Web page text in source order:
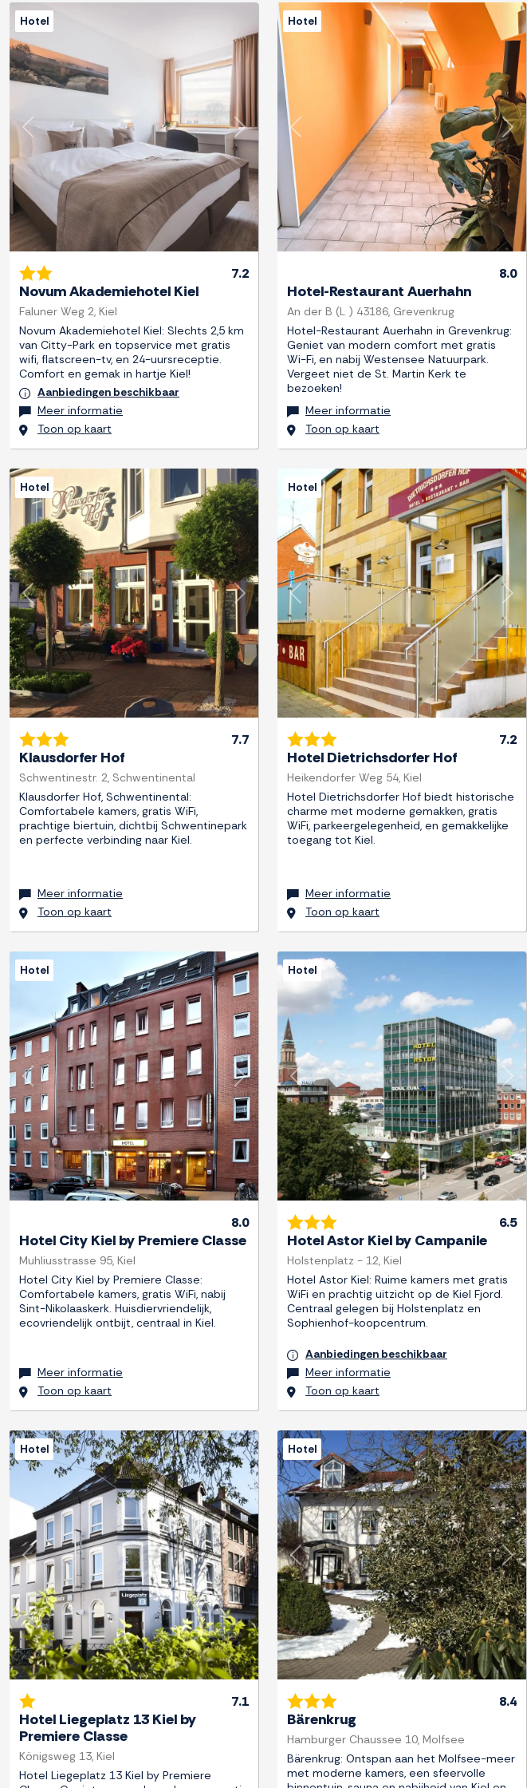
Previous Next
Hotel
7.2
Novum Akademiehotel Kiel
Faluner Weg 2, Kiel
Novum Akademiehotel Kiel: Slechts 2,5 km
van Citty-Park en topservice met gratis
wifi, flatscreen-tv, en 24-uursreceptie.
Comfort en gemak in hartje Kiel!
Aanbiedingen beschikbaar
Meer informatie
Toon op kaart
Previous Next
Hotel
8.0
Hotel-Restaurant Auerhahn
An der B (L ) 43186, Grevenkrug
Hotel-Restaurant Auerhahn in Grevenkrug:
Geniet van modern comfort met gratis
Wi-Fi, en nabij Westensee Natuurpark.
Vergeet niet de St. Martin Kerk te
bezoeken!
Meer informatie
Toon op kaart
Previous Next
Hotel
7.7
Klausdorfer Hof
Schwentinestr. 2, Schwentinental
Klausdorfer Hof, Schwentinental:
Comfortabele kamers, gratis WiFi,
prachtige biertuin, dichtbij Schwentinepark
en perfecte verbinding naar Kiel.
Meer informatie
Toon op kaart
Previous Next
Hotel
7.2
Hotel Dietrichsdorfer Hof
Heikendorfer Weg 54, Kiel
Hotel Dietrichsdorfer Hof biedt historische
charme met moderne gemakken, gratis
WiFi, parkeergelegenheid, en gemakkelijke
toegang tot Kiel.
Meer informatie
Toon op kaart
Previous Next
Hotel
8.0
Hotel City Kiel by Premiere Classe
Muhliusstrasse 95, Kiel
Hotel City Kiel by Premiere Classe:
Comfortabele kamers, gratis WiFi, nabij
Sint-Nikolaaskerk. Huisdiervriendelijk,
ecovriendelijk ontbijt, centraal in Kiel.
Meer informatie
Toon op kaart
Previous Next
Hotel
6.5
Hotel Astor Kiel by Campanile
Holstenplatz - 12, Kiel
Hotel Astor Kiel: Ruime kamers met gratis
WiFi en prachtig uitzicht op de Kiel Fjord.
Centraal gelegen bij Holstenplatz en
Sophienhof-koopcentrum.
Aanbiedingen beschikbaar
Meer informatie
Toon op kaart
Previous Next
Hotel
7.1
Hotel Liegeplatz 13 Kiel by
Premiere Classe
Königsweg 13, Kiel
Hotel Liegeplatz 13 Kiel by Premiere
Previous Next
Hotel
8.4
Bärenkrug
Hamburger Chaussee 10, Molfsee
Bärenkrug: Ontspan aan het Molfsee-meer
met moderne kamers, een sfeervolle